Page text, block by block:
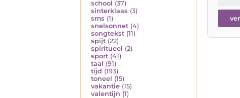
school (37)
sinterklaas (3)
sms (1)
snelsonnet (4)
songtekst (11)
spijt (22)
spiritueel (2)
sport (41)
taal (91)
tijd (193)
toneel (15)
vakantie (15)
valentijn (1)